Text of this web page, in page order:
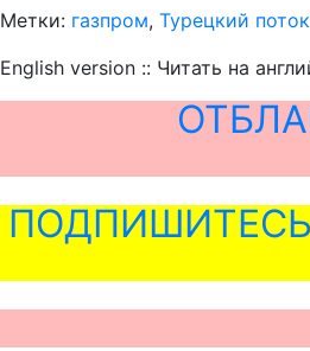
Метки: газпром, Турецкий поток
English version :: Читать на